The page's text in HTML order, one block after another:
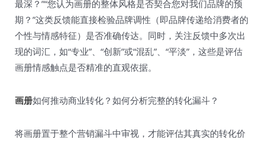
最深？”“您认为画册的整体风格是否契合您对我们品牌的预
期？”这类反馈能直接检验品牌调性（即品牌传递给消费者的
个性与情感特征）是否准确传达。同时，关注反馈中多次出
现的词汇，如“专业”、“创新”或“混乱”、“平淡”，这些是评估
画册情感触点是否精准的直观依据。
画册如何推动商业转化？如何分析完整的转化漏斗？
将画册置于整个营销漏斗中审视，才能评估其真实的转化价